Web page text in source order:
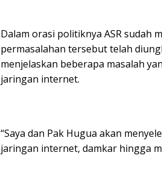
Dalam orasi politiknya ASR sudah
permasalahan tersebut telah
menjelaskan beberapa masalah
jaringan internet.
“Saya dan Pak Hugua akan
jaringan internet, damkar hingga